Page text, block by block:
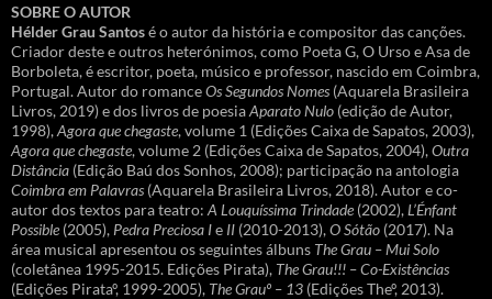
SOBRE O AUTOR
Hélder Grau Santosé o autor da história e compositor das canções.
Criador deste e outros heterónimos, como Poeta G, O Urso e Asa de
Borboleta, é escritor, poeta, músico e professor, nascido em Coimbra,
Portugal. Autor do romanceOs Segundos Nomes (Aquarela Brasileira
Livros, 2019) e dos livros de poesiaAparato Nulo (edição de Autor,
1998),Agora que chegaste, volume 1 (Edições Caixa de Sapatos, 2003),
Agora que chegaste, volume 2 (Edições Caixa de Sapatos, 2004),Outra
Distância (Edição Baú dos Sonhos, 2008); participação na antologia
Coimbra em Palavras (Aquarela Brasileira Livros, 2018). Autor e co-
autor dos textos para teatro: A Louquíssima Trindade (2002),L’Énfant
Possible (2005), Pedra Preciosa Ie II (2010-2013),O Sótão (2017). Na
área musical apresentou os seguintes álbuns The Grau – Mui Solo
(coletânea 1995-2015. Edições Pirata), The Grau!!! – Co-Existências
(Edições Pirataº, 1999-2005), The Grauº – 13 (Edições Theº, 2013).